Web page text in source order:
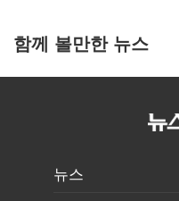
함께 볼만한 뉴스
뉴스